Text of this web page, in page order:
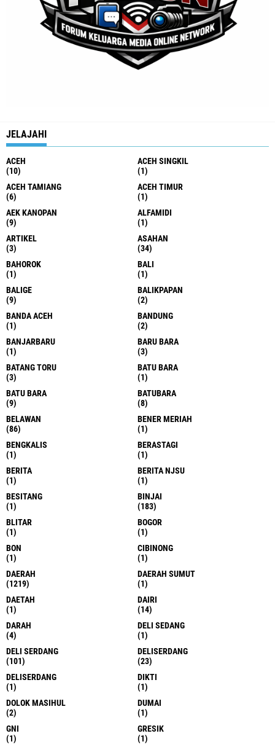
JELAJAHI
ACEH
(10)
ACEH SINGKIL
(1)
ACEH TAMIANG
(6)
ACEH TIMUR
(1)
AEK KANOPAN
(9)
ALFAMIDI
(1)
ARTIKEL
(3)
ASAHAN
(34)
BAHOROK
(1)
BALI
(1)
BALIGE
(9)
BALIKPAPAN
(2)
BANDA ACEH
(1)
BANDUNG
(2)
BANJARBARU
(1)
BARU BARA
(3)
BATANG TORU
(3)
BATU BARA
(1)
BATU BARA
(9)
BATUBARA
(8)
BELAWAN
(86)
BENER MERIAH
(1)
BENGKALIS
(1)
BERASTAGI
(1)
BERITA
(1)
BERITA NJSU
(1)
BESITANG
(1)
BINJAI
(183)
BLITAR
(1)
BOGOR
(1)
BON
(1)
CIBINONG
(1)
DAERAH
(1219)
DAERAH SUMUT
(1)
DAETAH
(1)
DAIRI
(14)
DARAH
(4)
DELI SEDANG
(1)
DELI SERDANG
(101)
DELISERDANG
(23)
DELISERDANG
(1)
DIKTI
(1)
DOLOK MASIHUL
(2)
DUMAI
(1)
GNI
(1)
GRESIK
(1)